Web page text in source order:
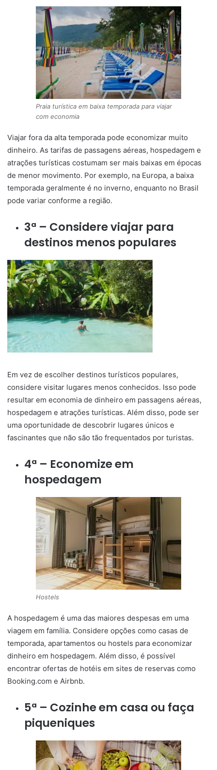
Praia turística em baixa temporada para viajar
com economia
Viajar fora da alta temporada pode economizar muito
dinheiro. As tarifas de passagens aéreas, hospedagem e
atrações turísticas costumam ser mais baixas em épocas
de menor movimento. Por exemplo, na Europa, a baixa
temporada geralmente é no inverno, enquanto no Brasil
pode variar conforme a região.
3ª – Considere viajar para
destinos menos populares
Em vez de escolher destinos turísticos populares,
considere visitar lugares menos conhecidos. Isso pode
resultar em economia de dinheiro em passagens aéreas,
hospedagem e atrações turísticas. Além disso, pode ser
uma oportunidade de descobrir lugares únicos e
fascinantes que não são tão frequentados por turistas.
4ª – Economize em
hospedagem
Hostels
A hospedagem é uma das maiores despesas em uma
viagem em família. Considere opções como casas de
temporada, apartamentos ou hostels para economizar
dinheiro em hospedagem. Além disso, é possível
encontrar ofertas de hotéis em sites de reservas como
Booking.com e Airbnb.
5ª – Cozinhe em casa ou faça
piqueniques